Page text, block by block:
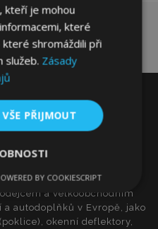
a velkoobchodním
autodoplňků v Evropě, jako
okenní deflektory,
kteří je mohou
které
shromáždili při
služeb. Zásady
VŠE PŘIJMOUT
Soubory
cílení
BY COOKIESCRIPT